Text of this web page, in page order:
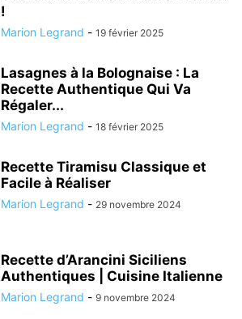
!
Marion Legrand - 19 février 2025
Lasagnes à la Bolognaise : La
Recette Authentique Qui Va
Régaler...
Marion Legrand - 18 février 2025
Recette Tiramisu Classique et
Facile à Réaliser
Marion Legrand - 29 novembre 2024
Recette d’Arancini Siciliens
Authentiques | Cuisine Italienne
Marion Legrand - 9 novembre 2024